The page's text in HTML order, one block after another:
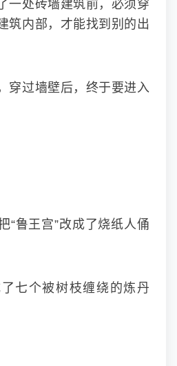
一处砖墙建筑前，必须穿
筑内部，才能找到别的出
穿过墙壁后，终于要进入
“鲁王宫”改成了烧纸人俑
七个被树枝缠绕的炼丹